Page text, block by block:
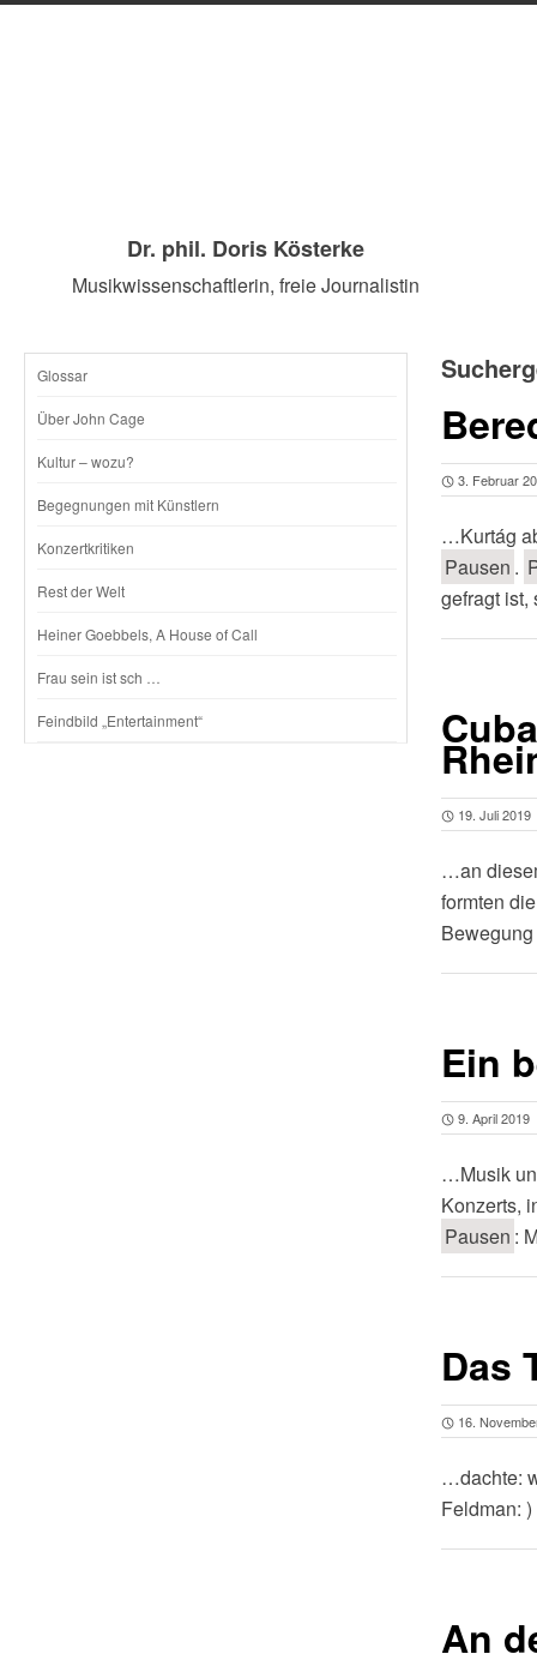
Dr. phil. Doris Kösterke
Musikwissenschaftlerin, freie Journalistin
SKIP
CONTENT
Glossar
Über John Cage
Kultur – wozu?
Begegnungen mit Künstlern
Konzertkritiken
Rest der Welt
Heiner Goebbels, A House of Call
Frau sein ist sch …
Feindbild „Entertainment“
3. Februar
…Kurtág
Pausen .
gefragt
19. Juli 2019
…an
formten
Ein
9. April 2019
…Musik
Konzerts,
Pausen :
Das
16.
…dachte:
Feldman:
An